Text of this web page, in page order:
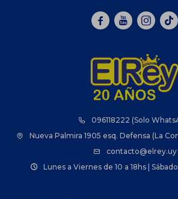
096118222 (Solo
Nueva Palmira 1905 esq. Defensa (La
contacto@elrey.uy
Lunes a Viernes de 10 a 18hs |
  